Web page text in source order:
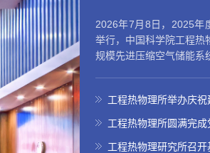
2026年7月8日，2025年
举行，中国科学院工程热
规模先进压缩空气储能系
工程热物理所举办庆
工程热物理所圆满完
工程热物理研究所召开